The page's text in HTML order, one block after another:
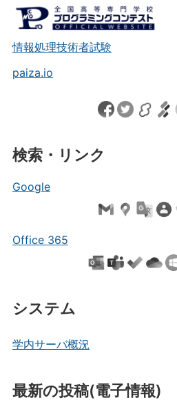
情報処理技術者試験
paiza.io
検索・リンク
Google
Office 365
システム
学内サーバ概況
最新の投稿(電子情報)